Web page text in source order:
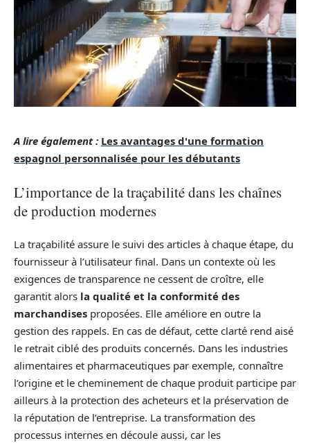
A lire également : Les avantages d'une formation
espagnol personnalisée pour les débutants
L’importance de la traçabilité dans les chaînes
de production modernes
La traçabilité assure le suivi des articles à chaque étape, du
fournisseur à l’utilisateur final. Dans un contexte où les
exigences de transparence ne cessent de croître, elle
garantit alors la qualité et la conformité des
marchandises proposées. Elle améliore en outre la
gestion des rappels. En cas de défaut, cette clarté rend aisé
le retrait ciblé des produits concernés. Dans les industries
alimentaires et pharmaceutiques par exemple, connaître
l’origine et le cheminement de chaque produit participe par
ailleurs à la protection des acheteurs et la préservation de
la réputation de l’entreprise. La transformation des
processus internes en découle aussi, car les